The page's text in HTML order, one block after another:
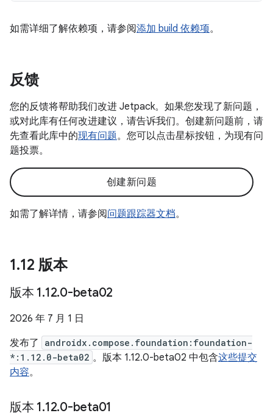
如需详细了解依赖项，请参阅添加 build 依赖项。
反馈
您的反馈将帮助我们改进 Jetpack。如果您发现了新问题，
或对此库有任何改进建议，请告诉我们。创建新问题前，请
先查看此库中的现有问题。您可以点击星标按钮，为现有问
题投票。
创建新问题
如需了解详情，请参阅问题跟踪器文档。
1.12 版本
版本 1.12.0-beta02
2026 年 7 月 1 日
发布了
androidx.compose.foundation:foundation-
*:1.12.0-beta02 。版本 1.12.0-beta02 中包含这些提交
内容。
版本 1.12.0-beta01